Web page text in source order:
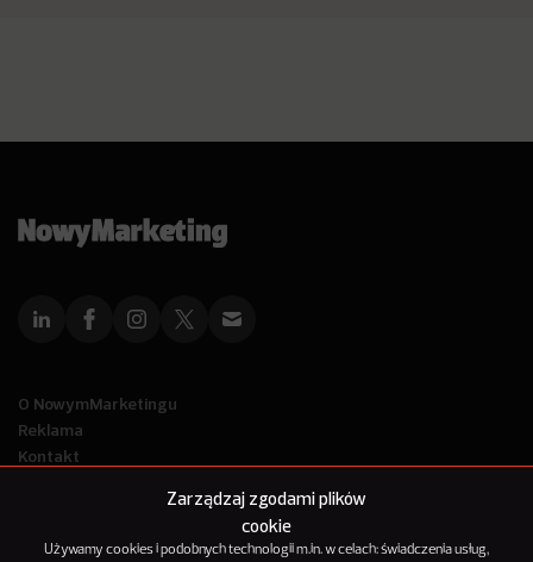
Zarządzaj zgodami plików
cookie
Używamy cookies i podobnych technologii m.in. w celach: świadczenia usług,
O NowymMarketingu
Reklama
Kontakt